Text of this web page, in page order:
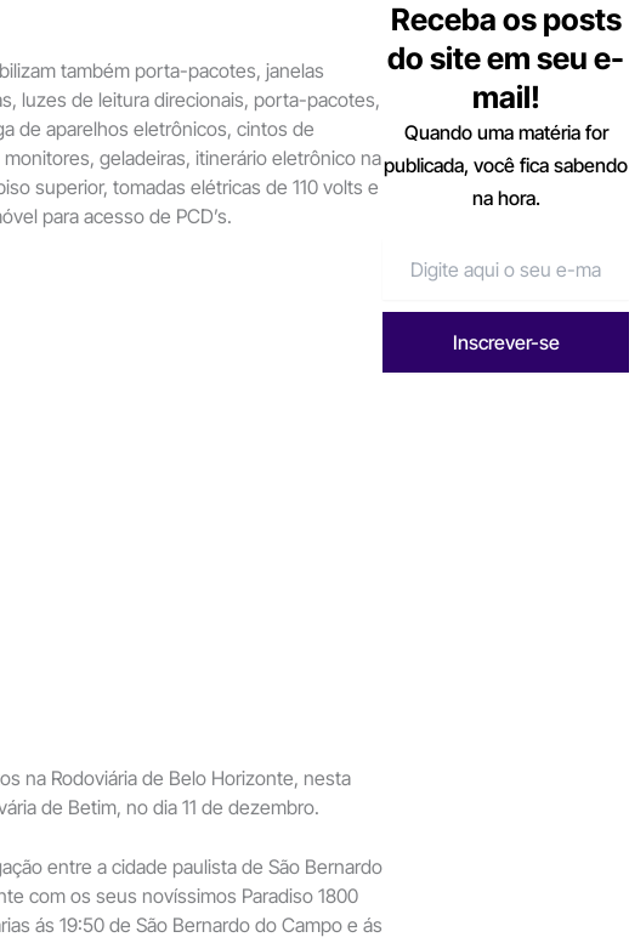
também porta-pacotes, janelas
luzes de leitura direcionais, porta-pacotes,
de aparelhos eletrônicos, cintos de
geladeiras, itinerário eletrônico na
superior, tomadas elétricas de 110 volts e
para acesso de PCD’s.
na Rodoviária de Belo Horizonte, nesta
de Betim, no dia 11 de dezembro.
entre a cidade paulista de São Bernardo
com os seus novíssimos Paradiso 1800
ás 19:50 de São Bernardo do Campo e ás
Receba os posts
do site em seu e-
mail!
Quando uma matéria for
publicada, você fica sabendo
na hora.
Inscrever-se